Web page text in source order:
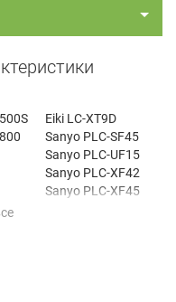
Eiki LC-XT9D
Sanyo PLC-SF45
Sanyo PLC-UF15
Sanyo PLC-XF42
Sanyo PLC-XF45